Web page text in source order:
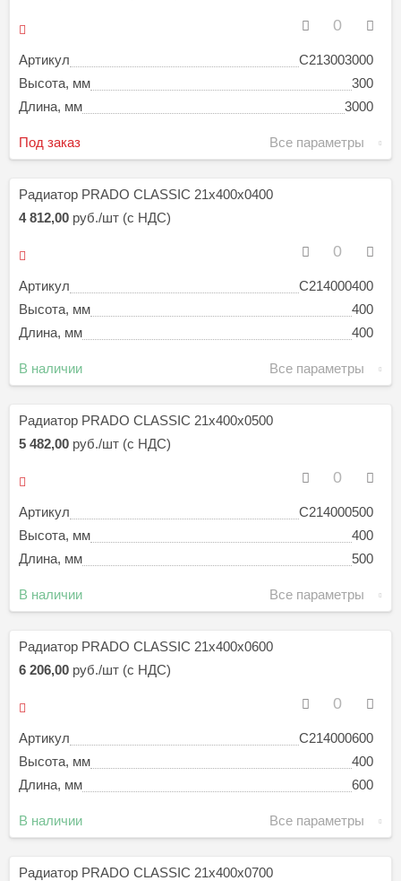
Артикул
C213003000
Высота, мм
300
Длина, мм
3000
Под заказ Все параметры
Радиатор PRADO CLASSIC 21х400х0400
Артикул
C214000400
Высота, мм
400
Длина, мм
400
4 812,00 руб./шт (с НДС)
В наличии Все параметры
Радиатор PRADO CLASSIC 21х400х0500
Артикул
C214000500
Высота, мм
400
Длина, мм
500
5 482,00 руб./шт (с НДС)
В наличии Все параметры
Радиатор PRADO CLASSIC 21х400х0600
Артикул
C214000600
Высота, мм
400
Длина, мм
600
6 206,00 руб./шт (с НДС)
В наличии Все параметры
Радиатор PRADO CLASSIC 21х400х0700